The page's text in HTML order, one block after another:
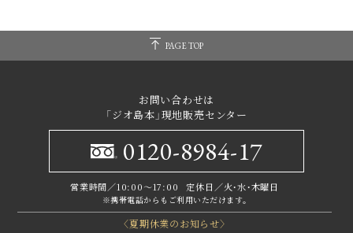
PAGE TOP
お問い合わせは
「ジオ島本」現地販売センター
0120-8984-17
営業時間／10:00～17:00 定休日／火・水・木曜日
※携帯電話からもご利用いただけます｡
〈夏期休業のお知らせ〉